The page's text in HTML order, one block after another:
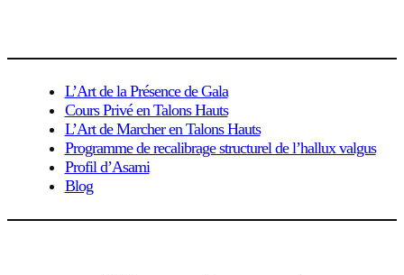
L’Art de la Présence de Gala
Cours Privé en Talons Hauts
L’Art de Marcher en Talons Hauts
Programme de recalibrage structurel de l’hallux valgus
Profil d’Asami
Blog